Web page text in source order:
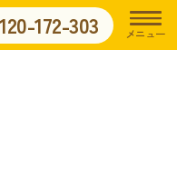
メニュー
172-303